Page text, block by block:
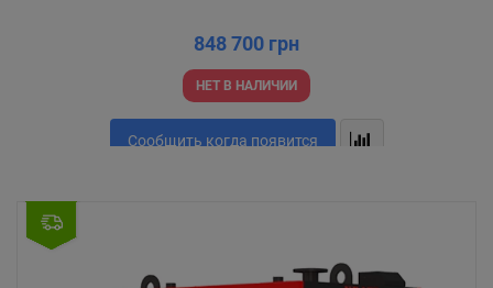
848 700 грн
НЕТ В НАЛИЧИИ
Сообщить когда появится